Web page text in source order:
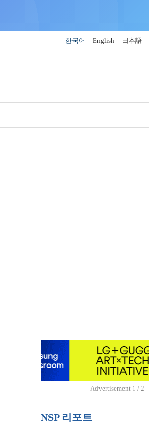
한국어 English 日本語
Advertisement 1 / 2
NSP 리포트